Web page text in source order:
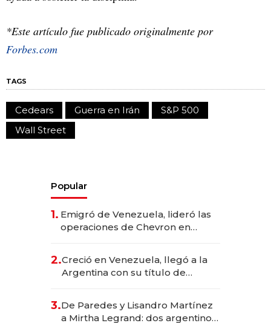
*Este artículo fue publicado originalmente por
Forbes.com
TAGS
Cedears Guerra en Irán
S&P 500
Wall Street
Popular
1. Emigró de Venezuela, lideró las
operaciones de Chevron en
2.Creció en Venezuela, llegó a la
Argentina con su título de
las marcas "fast premium"
3.De Paredes y Lisandro Martínez
a Mirtha Legrand: dos argentinos